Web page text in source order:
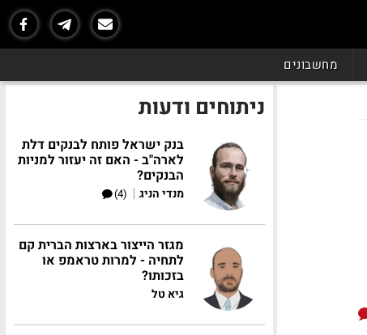
מחשבונים
ניתוחים ודעות
בנק ישראל פותח לבנקים דלת
לארה"ב - האם זה יעזור למניות
הבנקים?
מנדי הניג |
(4)
מגזר הייצור בארצות הברית קם
לתחיה - למרות טראמפ או
בזכותו?
גיא טל